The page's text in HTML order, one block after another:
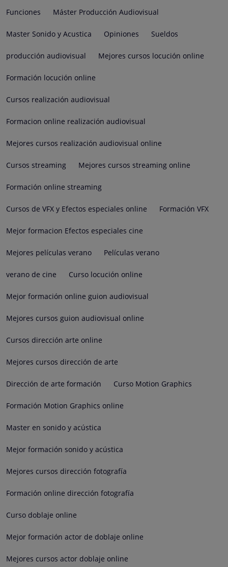
Funciones Máster Producción Audiovisual
Master Sonido y Acustica Opiniones Sueldos
producción audiovisual Mejores cursos locución online
Formación locución online
Cursos realización audiovisual
Formacion online realización audiovisual
Mejores cursos realización audiovisual online
Cursos streaming Mejores cursos streaming online
Formación online streaming
Cursos de VFX y Efectos especiales online Formación VFX
Mejor formacion Efectos especiales cine
Mejores películas verano Películas verano
verano de cine Curso locución online
Mejor formación online guion audiovisual
Mejores cursos guion audiovisual online
Cursos dirección arte online
Mejores cursos dirección de arte
Dirección de arte formación Curso Motion Graphics
Formación Motion Graphics online
Master en sonido y acústica
Mejor formación sonido y acústica
Mejores cursos dirección fotografía
Formación online dirección fotografía
Curso doblaje online
Mejor formación actor de doblaje online
Mejores cursos actor doblaje online